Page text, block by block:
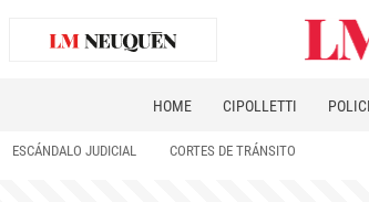
HOME CIPOLLETTI
ESCÁNDALO JUDICIAL CORTES DE TRÁNSITO